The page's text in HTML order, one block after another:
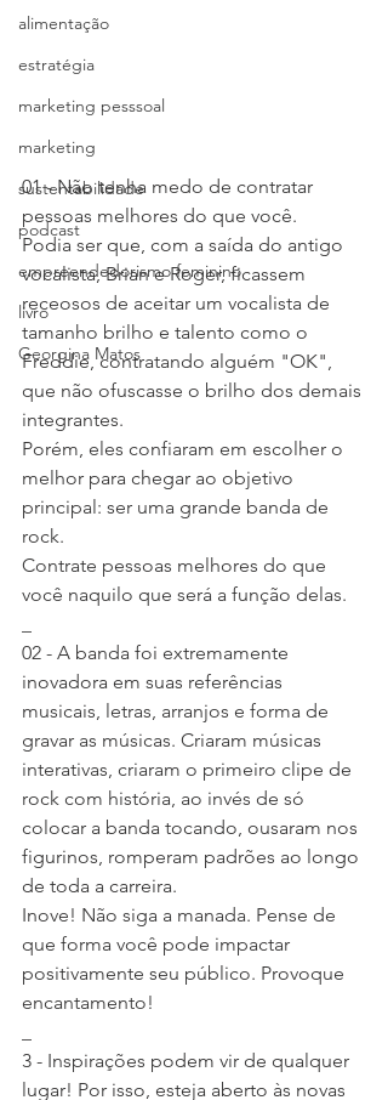
alimentação
estratégia
marketing pesssoal
marketing
sustentabilidade
podcast
empreendedorismo feminino
livro
Georgina Matos
01 - Não tenha medo de contratar
pessoas melhores do que você.
Podia ser que, com a saída do antigo
vocalista, Brian e Roger, ficassem
receosos de aceitar um vocalista de
tamanho brilho e talento como o
Freddie, contratando alguém "OK",
que não ofuscasse o brilho dos demais
integrantes.
Porém, eles confiaram em escolher o
melhor para chegar ao objetivo
principal: ser uma grande banda de
rock.
Contrate pessoas melhores do que
você naquilo que será a função delas.
02 - A banda foi extremamente
inovadora em suas referências
musicais, letras, arranjos e forma de
gravar as músicas. Criaram músicas
interativas, criaram o primeiro clipe de
rock com história, ao invés de só
colocar a banda tocando, ousaram nos
figurinos, romperam padrões ao longo
de toda a carreira.
Inove! Não siga a manada. Pense de
que forma você pode impactar
positivamente seu público. Provoque
encantamento!
3 - Inspirações podem vir de qualquer
lugar! Por isso, esteja aberto às novas